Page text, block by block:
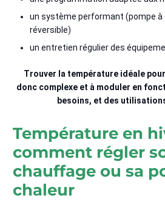
un système performant (pompe
réversible)
un entretien régulier des
Trouver la température idéale
donc complexe et à moduler en
besoins, et des
Température en
comment régler
chauffage ou sa
chaleur